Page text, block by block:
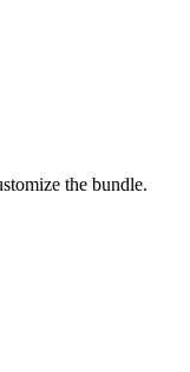
the bundle.